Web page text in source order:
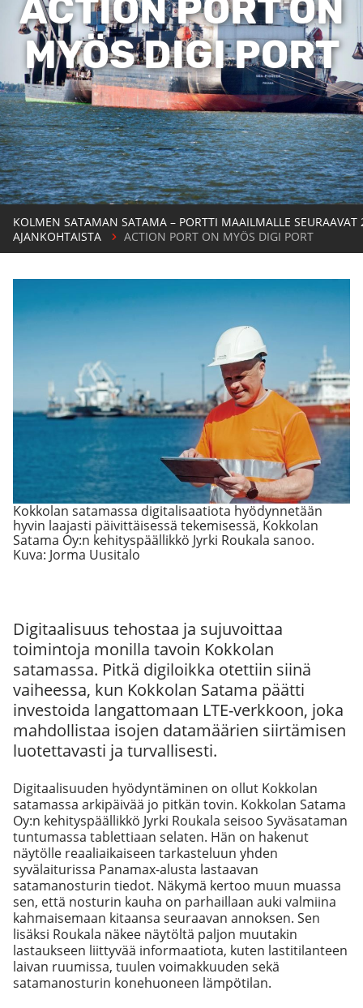
ACTION PORT ON
MYÖS DIGI PORT
KOLMEN SATAMAN SATAMA – PORTTI MAAILMALLE SEURAAVAT
AJANKOHTAISTA
ACTION PORT ON MYÖS DIGI PORT
Kokkolan satamassa digitalisaatiota hyödynnetään
hyvin laajasti päivittäisessä tekemisessä, Kokkolan
Satama Oy:n kehityspäällikkö Jyrki Roukala sanoo.
Kuva: Jorma Uusitalo
Digitaalisuus tehostaa ja sujuvoittaa
toimintoja monilla tavoin Kokkolan
satamassa. Pitkä digiloikka otettiin siinä
vaiheessa, kun Kokkolan Satama päätti
investoida langattomaan LTE-verkkoon, joka
mahdollistaa isojen datamäärien siirtämisen
luotettavasti ja turvallisesti.
Digitaalisuuden hyödyntäminen on ollut Kokkolan
satamassa arkipäivää jo pitkän tovin. Kokkolan Satama
Oy:n kehityspäällikkö Jyrki Roukala seisoo Syväsataman
tuntumassa tablettiaan selaten. Hän on hakenut
näytölle reaaliaikaiseen tarkasteluun yhden
syvälaiturissa Panamax-alusta lastaavan
satamanosturin tiedot. Näkymä kertoo muun muassa
sen, että nosturin kauha on parhaillaan auki valmiina
kahmaisemaan kitaansa seuraavan annoksen. Sen
lisäksi Roukala näkee näytöltä paljon muutakin
lastaukseen liittyvää informaatiota, kuten lastitilanteen
laivan ruumissa, tuulen voimakkuuden sekä
satamanosturin konehuoneen lämpötilan.